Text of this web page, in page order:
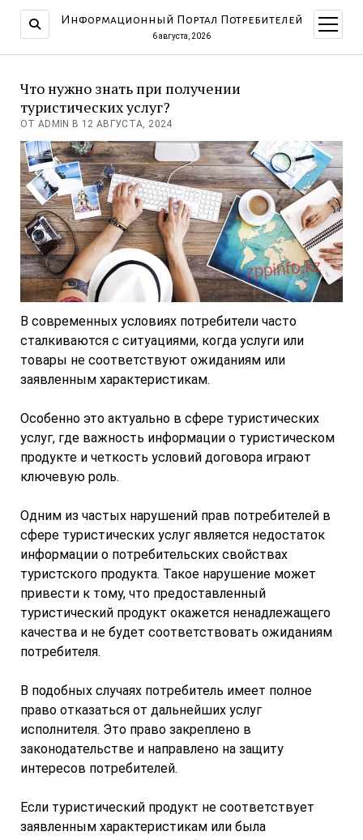
Информационный Портал Потребителей
6 августа, 2026
меню
Что нужно знать при получении
туристических услуг?
ОТ ADMIN В 12 АВГУСТА, 2024
В современных условиях потребители часто
сталкиваются с ситуациями, когда услуги или
товары не соответствуют ожиданиям или
заявленным характеристикам.
Особенно это актуально в сфере туристических
услуг, где важность информации о туристическом
продукте и четкость условий договора играют
ключевую роль.
Одним из частых нарушений прав потребителей в
сфере туристических услуг является недостаток
информации о потребительских свойствах
туристского продукта. Такое нарушение может
привести к тому, что предоставленный
туристический продукт окажется ненадлежащего
качества и не будет соответствовать ожиданиям
потребителя.
В подобных случаях потребитель имеет полное
право отказаться от дальнейших услуг
исполнителя. Это право закреплено в
законодательстве и направлено на защиту
интересов потребителей.
Если туристический продукт не соответствует
заявленным характеристикам или была